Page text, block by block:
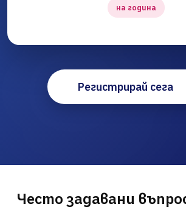
на година
Регистрирай сега
Често задавани